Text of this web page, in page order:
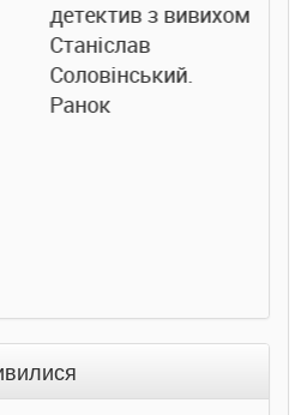
детектив з вивихом.
Станіслав
Соловінський.
Ранок